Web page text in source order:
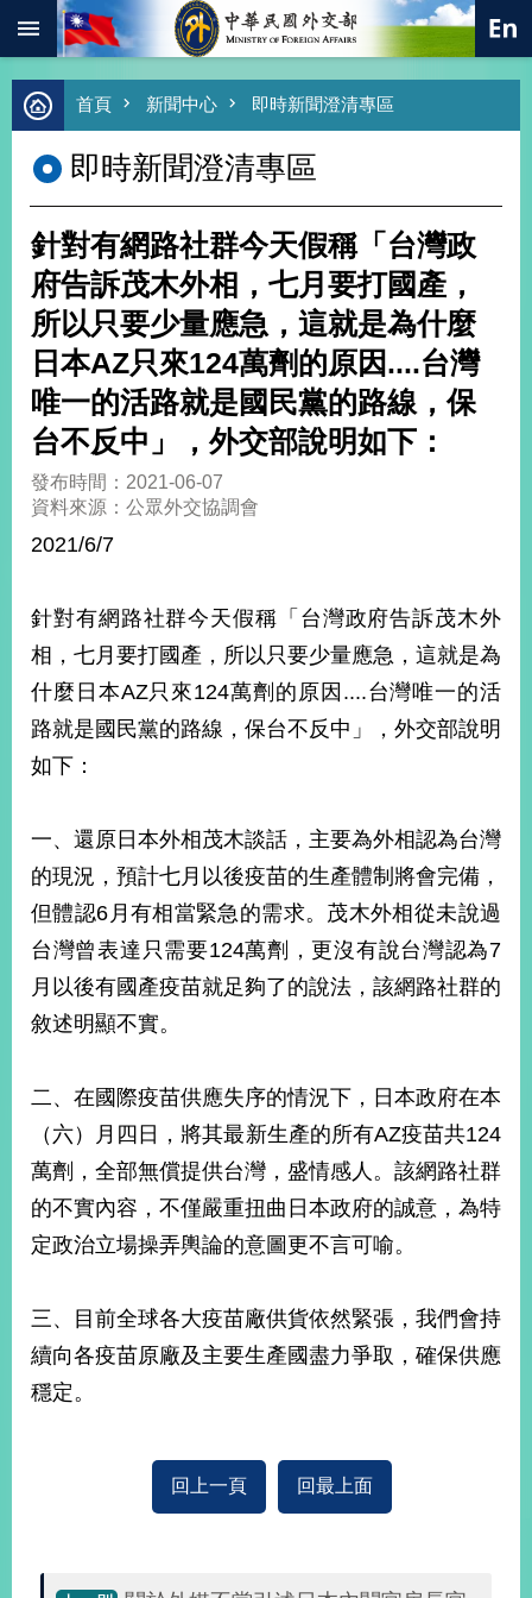
跳到主要內容區塊
進
階
尋
熱
總
合
外
交
價
外
交
經
不
國
台
海
和
平
回
首
站
導
關
於
聞
中
心
外
訊
國
家
首頁 新聞中心 即時新聞澄清專區
即時新聞澄清專區
針對有網路社群今天假稱「台灣政
府告訴茂木外相，七月要打國產，
所以只要少量應急，這就是為什麼
日本AZ只來124萬劑的原因....台灣
唯一的活路就是國民黨的路線，保
台不反中」，外交部說明如下：
發布時間：2021-06-07
資料來源：公眾外交協調會
2021/6/7
針對有網路社群今天假稱「台灣政府告訴茂木外
相，七月要打國產，所以只要少量應急，這就是為
什麼日本AZ只來124萬劑的原因....台灣唯一的活
路就是國民黨的路線，保台不反中」，外交部說明
如下：
一、還原日本外相茂木談話，主要為外相認為台灣
的現況，預計七月以後疫苗的生產體制將會完備，
但體認6月有相當緊急的需求。茂木外相從未說過
台灣曾表達只需要124萬劑，更沒有說台灣認為7
月以後有國產疫苗就足夠了的說法，該網路社群的
敘述明顯不實。
二、在國際疫苗供應失序的情況下，日本政府在本
（六）月四日，將其最新生產的所有AZ疫苗共124
萬劑，全部無償提供台灣，盛情感人。該網路社群
的不實內容，不僅嚴重扭曲日本政府的誠意，為特
定政治立場操弄輿論的意圖更不言可喻。
三、目前全球各大疫苗廠供貨依然緊張，我們會持
續向各疫苗原廠及主要生產國盡力爭取，確保供應
穩定。
回上一頁 回最上面